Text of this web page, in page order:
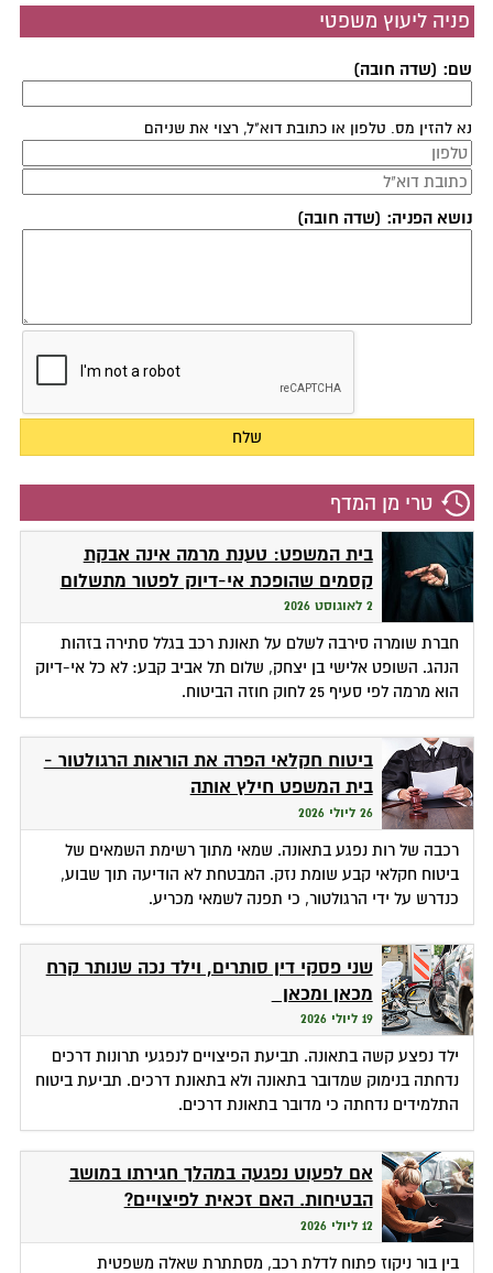
פניה ליעוץ משפטי
שם: (שדה חובה)
נא להזין מס. טלפון או כתובת דוא"ל, רצוי את שניהם
נושא הפניה: (שדה חובה)
טרי מן המדף
בית המשפט: טענת מרמה אינה אבקת
קסמים שהופכת אי-דיוק לפטור מתשלום
2 לאוגוסט 2026
חברת שומרה סירבה לשלם על תאונת רכב בגלל סתירה בזהות
הנהג. השופט אלישי בן יצחק, שלום תל אביב קבע: לא כל אי-דיוק
הוא מרמה לפי סעיף 25 לחוק חוזה הביטוח.
ביטוח חקלאי הפרה את הוראות הרגולטור -
בית המשפט חילץ אותה
26 ליולי 2026
רכבה של רות נפגע בתאונה. שמאי מתוך רשימת השמאים של
ביטוח חקלאי קבע שומת נזק. המבטחת לא הודיעה תוך שבוע,
כנדרש על ידי הרגולטור, כי תפנה לשמאי מכריע.
שני פסקי דין סותרים, וילד נכה שנותר קרח
מכאן ומכאן
19 ליולי 2026
ילד נפצע קשה בתאונה. תביעת הפיצויים לנפגעי תרונות דרכים
נדחתה בנימוק שמדובר בתאונה ולא בתאונת דרכים. תביעת ביטוח
התלמידים נדחתה כי מדובר בתאונת דרכים.
אם לפעוט נפגעה במהלך חגירתו במושב
הבטיחות. האם זכאית לפיצויים?
12 ליולי 2026
בין בור ניקוז פתוח לדלת רכב, מסתתרת שאלה משפטית